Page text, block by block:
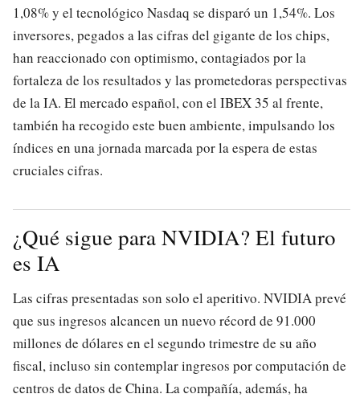
1,08% y el tecnológico Nasdaq se disparó un 1,54%. Los
inversores, pegados a las cifras del gigante de los chips,
han reaccionado con optimismo, contagiados por la
fortaleza de los resultados y las prometedoras perspectivas
de la IA. El mercado español, con el IBEX 35 al frente,
también ha recogido este buen ambiente, impulsando los
índices en una jornada marcada por la espera de estas
cruciales cifras.
¿Qué sigue para NVIDIA? El futuro
es IA
Las cifras presentadas son solo el aperitivo. NVIDIA prevé
que sus ingresos alcancen un nuevo récord de 91.000
millones de dólares en el segundo trimestre de su año
fiscal, incluso sin contemplar ingresos por computación de
centros de datos de China. La compañía, además, ha